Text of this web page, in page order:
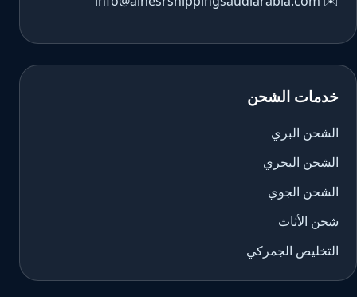
خدمات الشحن
الشحن البري
الشحن البحري
الشحن الجوي
شحن الأثاث
التخليص الجمركي